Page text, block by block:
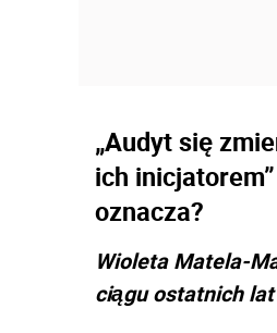
„Audyt się
ich
oznacza?
Wioleta Matela-
ciągu ostatnich